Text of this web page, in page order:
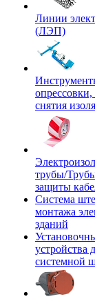
Линии
(ЛЭП)
опрессовки,
снятия
трубы/
защиты
Система
монтажа
зданий
устройства
системной